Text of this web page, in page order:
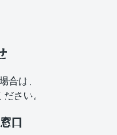
合は、
さい。
口